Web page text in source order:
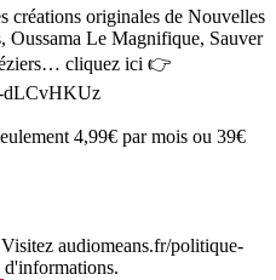
créations originales de Nouvelles
Le Magnifique, Sauver
cliquez ici 👉
dLCvHKUz
4,99€ par mois ou 39€
audiomeans.fr/politique-